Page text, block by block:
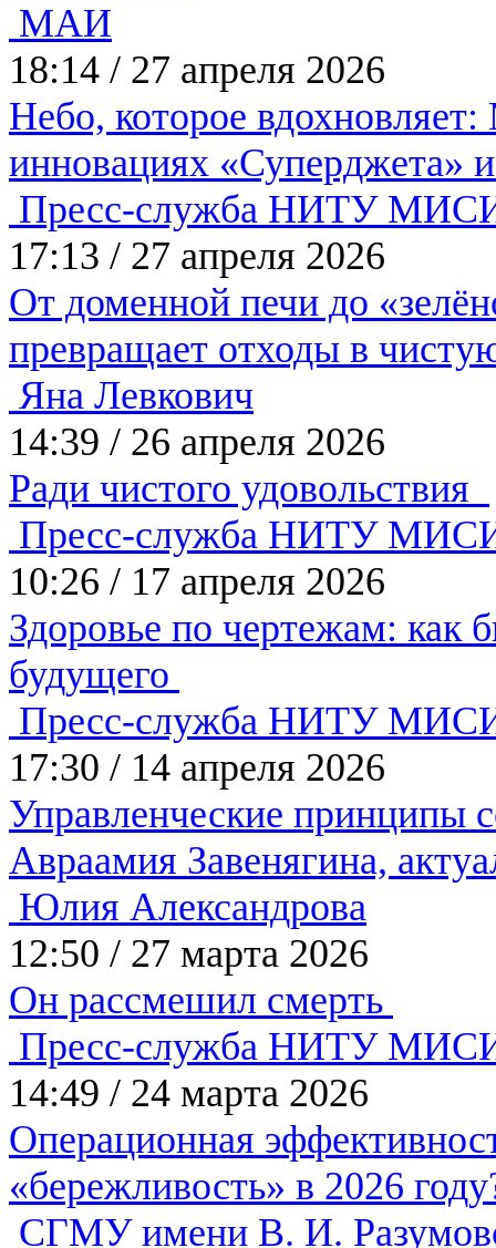
МАИ
18:14 / 27 апреля 2026
Небо, которое
инновациях «Суперджета»
Пресс-служба НИТУ
17:13 / 27 апреля 2026
От доменной печи до
превращает отходы в
Яна Левкович
14:39 / 26 апреля 2026
Ради чистого удовольствия
Пресс-служба НИТУ
10:26 / 17 апреля 2026
Здоровье по чертежам: как
будущего
Пресс-служба НИТУ
17:30 / 14 апреля 2026
Управленческие принципы
Авраамия Завенягина,
Юлия Александрова
12:50 / 27 марта 2026
Он рассмешил смерть
Пресс-служба НИТУ
14:49 / 24 марта 2026
Операционная
«бережливость» в 2026
СГМУ имени В. И.